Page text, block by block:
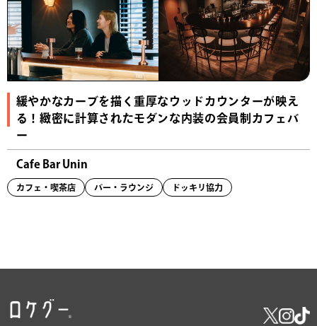
緩やかなカーブを描く重厚なウッドカウンターが映え
る！緻密に計算されたモダンな内装の会員制カフェバ
ー
Cafe Bar Unin
カフェ・喫茶店 バー・ラウンジ ドッキリ協力